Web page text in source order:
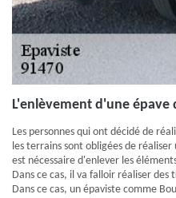
L'enlèvement d'une épave
Les personnes qui ont décidé de
les terrains sont obligées de
est nécessaire d'enlever les
Dans ce cas, il va falloir réaliser
Dans ce cas, un épaviste comme